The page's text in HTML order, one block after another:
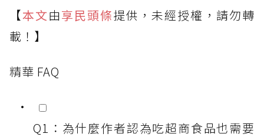
【本文由享民頭條提供，未經授權，請勿轉
載！】
精華 FAQ
Q1：為什麼作者認為吃超商食品也需要